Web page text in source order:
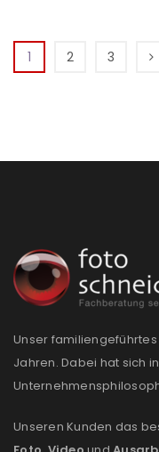
1 2 3
Unser
Jahren. Dabei hat sich
Unseren Kunden das